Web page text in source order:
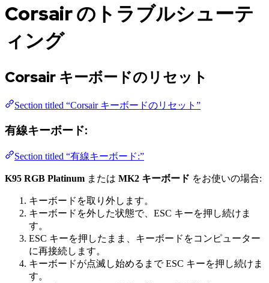
Corsair のトラブルシューテ
ィング
Corsair キーボードのリセット
Section titled “Corsair キーボードのリセット”
有線キーボード:
Section titled “有線キーボード:”
K95 RGB Platinum または MK2 キーボード をお使いの場合:
キーボードを取り外します。
キーボードを外した状態で、ESC キーを押し続けま
す。
ESC キーを押したまま、キーボードをコンピューター
に再接続します。
キーボードが点滅し始めるまで ESC キーを押し続けま
す。